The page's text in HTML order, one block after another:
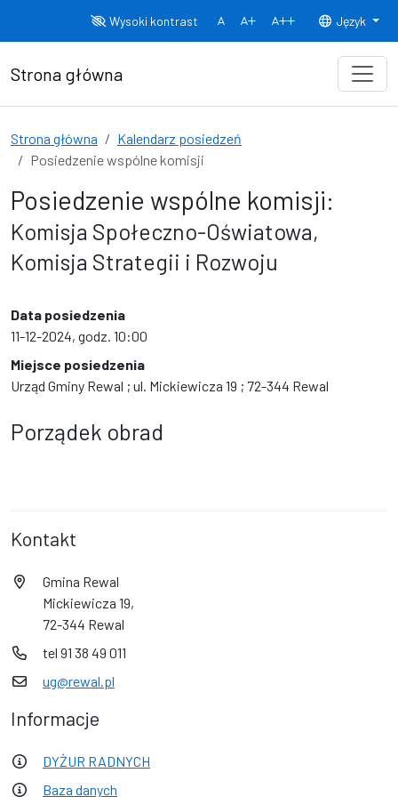
Wysoki kontrast
Normalny rozmiar czcionki
Rozmiar czcionki 150% Rozmiar
Język
Strona główna
Strona główna
Kalendarz posiedzeń
Posiedzenie wspólne komisji
Posiedzenie wspólne komisji:
Komisja Społeczno-Oświatowa,
Komisja Strategii i Rozwoju
Data posiedzenia
11-12-2024, godz. 10:00
Miejsce posiedzenia
Urząd Gminy Rewal ; ul. Mickiewicza 19 ; 72-344 Rewal
Porządek obrad
Kontakt
Gmina Rewal
Mickiewicza 19,
72-344 Rewal
tel 91 38 49 011
ug@rewal.pl
Informacje
DYŻUR RADNYCH
Baza danych